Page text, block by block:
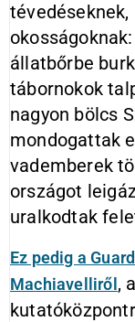
állatbőrbe
tábornokok
nagyon bölcs
mondogattak
vademberek
országot
uralkodtak
Ez pedig a
Machiavelliről ,